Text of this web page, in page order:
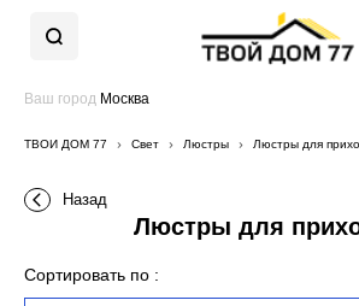
Ваш город Москва
ТВОЙ ДОМ 77 Свет Люстры Люстры для
Назад
Люстры для
Сортировать по :